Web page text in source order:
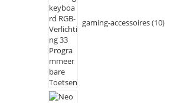
gaming-accessoires 10